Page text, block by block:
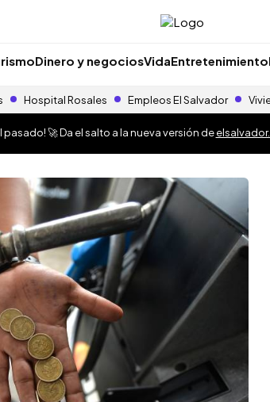
Dinero y negociosVidaEntretenimiento
Hospital Rosales Empleos El Salvador
pasado! 🚀 Da el salto a la nueva versión de